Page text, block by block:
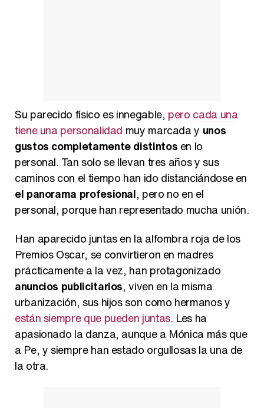
Su parecido físico es innegable, pero cada una
tiene una personalidad muy marcada y unos
gustos completamente distintos en lo
personal. Tan solo se llevan tres años y sus
caminos con el tiempo han ido distanciándose en
el panorama profesional, pero no en el
personal, porque han representado mucha unión.
Han aparecido juntas en la alfombra roja de los
Premios Oscar, se convirtieron en madres
prácticamente a la vez, han protagonizado
anuncios publicitarios, viven en la misma
urbanización, sus hijos son como hermanos y
están siempre que pueden juntas. Les ha
apasionado la danza, aunque a Mónica más que
a Pe, y siempre han estado orgullosas la una de
la otra.